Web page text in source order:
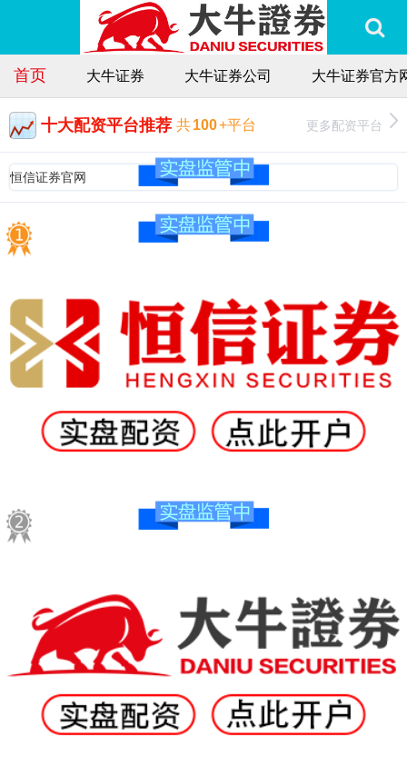
首页 大牛证券 大牛证券公司 大牛证券官方
十大配资平台推荐 共100+平台 更多配资平台
恒信证券官网